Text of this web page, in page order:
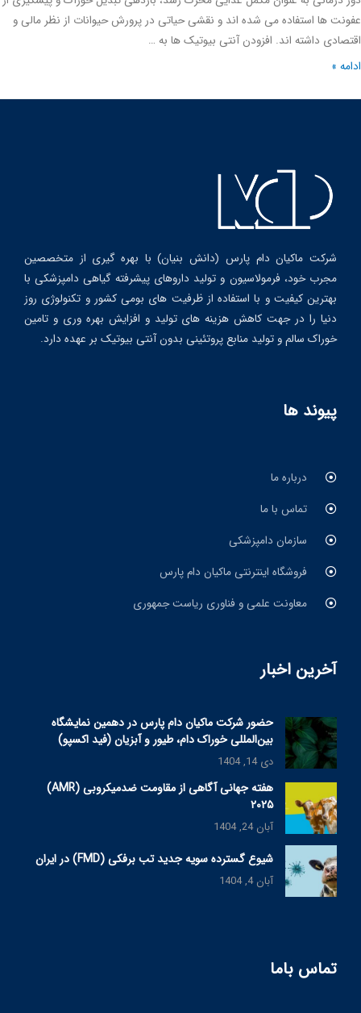
ها استفاده می شده اند و نقشی حیاتی در پرورش حیوانات از نظر مالی و
داشته اند. افزودن آنتی بیوتیک ها به …
»
شرکت ماکیان دام پارس (دانش بنیان) با بهره گیری از متخصصین
مجرب خود، فرمولاسیون و تولید داروهای پیشرفته گیاهی دامپزشکی با
بهترین کیفیت و با استفاده از ظرفیت های بومی کشور و تکنولوژی روز
دنیا را در جهت کاهش هزینه های تولید و افزایش بهره وری و تامین
خوراک سالم و تولید منابع پروتئینی بدون آنتی بیوتیک بر عهده دارد.
پیوند ها
درباره ما
تماس با ما
سازمان دامپزشکی
فروشگاه اینترنتی ماکیان دام پارس
معاونت علمی و فناوری ریاست جمهوری
آخرین اخبار
حضور شرکت ماکیان دام پارس در دهمین نمایشگاه
بین‌المللی خوراک دام، طیور و آبزیان (فید اکسپو)
دی 14, 1404
هفته جهانی آگاهی از مقاومت ضدمیکروبی (AMR)
۲۰۲۵
آبان 24, 1404
شیوع گسترده سویه جدید تب برفکی (FMD) در ایران
آبان 4, 1404
تماس باما